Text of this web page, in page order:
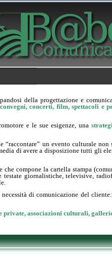
della progettazione e
concerti, film, spettacoli e
e le sue esigenze, una
“raccontare” un evento culturale
di avere a disposizione tutti gli
che compone la cartella stampa
giornalistiche, televisive,
di comunicazione del
private, associazioni culturali,